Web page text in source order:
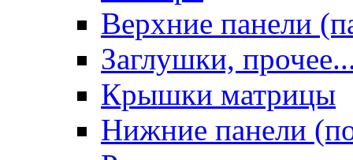
Верхние панели
Заглушки,
Крышки матрицы
Нижние панели